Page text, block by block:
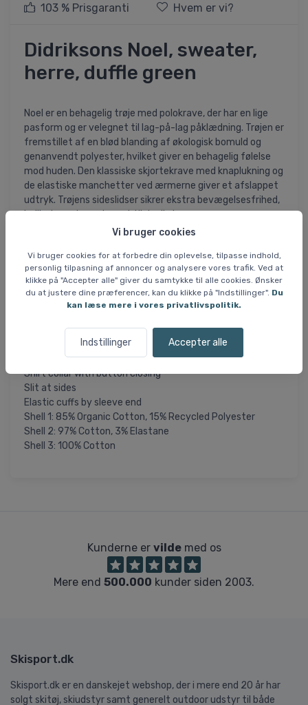
Vi bruger cookies
Vi bruger cookies for at forbedre din oplevelse, tilpasse indhold,
personlig tilpasning af annoncer og analysere vores trafik. Ved at
klikke på "Accepter alle" giver du samtykke til alle cookies. Ønsker
du at justere dine præferencer, kan du klikke på "Indstillinger". Du
kan læse mere i vores privatlivspolitik.
Indstillinger Accepter alle
103 % Prisgaranti Hvem er vi?
Didriksons Noel, sweater,
herre, duffle green
Noel er en behagelig trøje med polokrave, der har en lige
pasform og er velegnet til lag-på-lag påklædning. Trøjen er
fremstillet af en blød blanding af økologisk bomuld og
genanvendt polyester, hvilket giver en behagelig følelse
mod huden. Den klassiske skjortekrave med knaplukning og
de elastiske manchetter ved ærmerne giver et afslappet
udtryk. Trøjens sideslidser sikrer ekstra bevægelsesfrihed,
hvilket gør den velegnet til daglig brug.
og genanvendt polyester, hvilket bidrager til en blød og
komfortabel oplevelse. Den klassiske krave og knaplukning
tilføjer et stilrent element, mens de elastiske manchetter
sikrer en god pasform. Sideslidserne giver ekstra komfort
forskellige aktiviteter.
Specifikationer og features
Shirt collar with button closing
Slit at sides
Elastic cuffs by sleeve end
Shell 1: 85% Organic Cotton, 15% Recycled Polyester
Shell 2: 97% Cotton, 3% Elastane
Shell 3: 100% Cotton
Kunderne er vildemed os
Mere end 500.000 kunder siden 2003.
Skisport.dk
Skisport.dk er en danskejet webshop, der i mere end 20 år har
solgt skitøj, skiudstyr samt generelt outdoor udstyr til både